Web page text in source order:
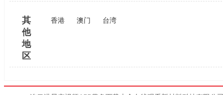
其
他
地
区
香港 澳门 台湾